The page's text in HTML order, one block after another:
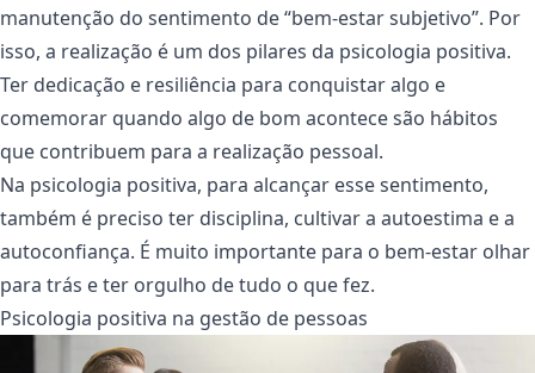
manutenção do sentimento de “bem-estar subjetivo”. Por
isso, a realização é um dos pilares da psicologia positiva.
Ter dedicação e resiliência para conquistar algo e
comemorar quando algo de bom acontece são hábitos
que contribuem para a realização pessoal.
Na psicologia positiva, para alcançar esse sentimento,
também é preciso ter disciplina, cultivar a autoestima e a
autoconfiança. É muito importante para o bem-estar olhar
para trás e ter orgulho de tudo o que fez.
Psicologia positiva na gestão de pessoas